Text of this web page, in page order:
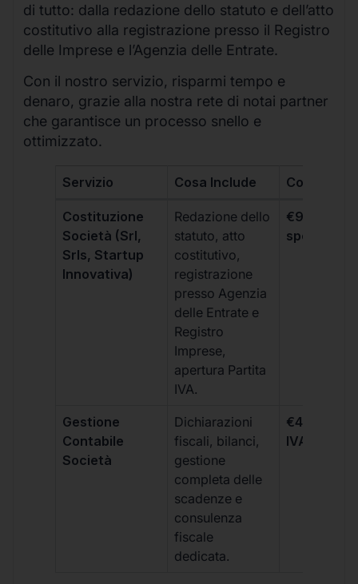
di tutto: dalla redazione dello statuto e dell’atto
costitutivo alla registrazione presso il Registro
delle Imprese e l’Agenzia delle Entrate.
Con il nostro servizio, risparmi tempo e
denaro, grazie alla nostra rete di notai partner
che garantisce un processo snello e
ottimizzato.
Servizio Cosa Include Costo
Costituzione
Società (Srl,
Srls, Startup
Innovativa)
Redazione dello
statuto, atto
costitutivo,
registrazione
presso Agenzia
delle Entrate e
Registro
Imprese,
apertura Partita
IVA.
€99 + IVA
spese
Gestione
Contabile
Società
Dichiarazioni
fiscali, bilanci,
gestione
completa delle
scadenze e
consulenza
fiscale
dedicata.
€499 +
IVA/